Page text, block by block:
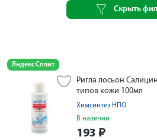
Скрыть
Яндекс Сплит
Ригла лосьон
типов кожи 100мл
Химсинтез НПО
В наличии
193 ₽